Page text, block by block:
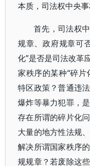
本质，司法权中央
首先，司法权
规章、政府规章可
化”是否是司法改革
家秩序的某种“碎片
特区政策？普通违
爆炸等暴力犯罪，
存在所谓的碎片化
大量的地方性法规
解决所谓国家秩序
规规章？若废除这